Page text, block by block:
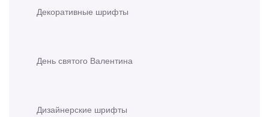
Декоративные шрифты
День святого Валентина
Дизайнерские шрифты